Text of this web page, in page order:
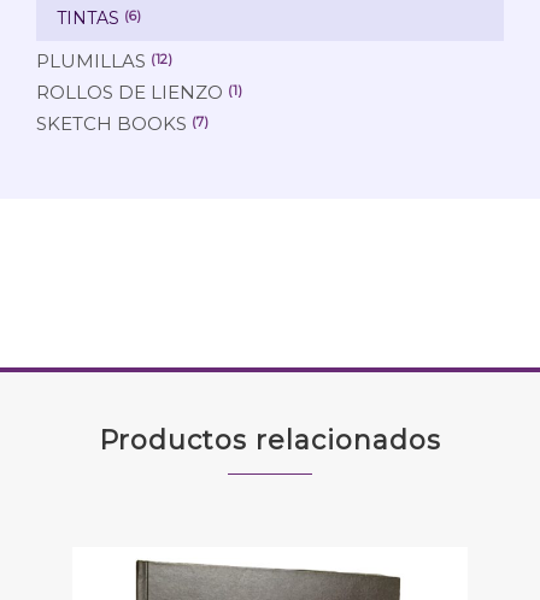
TINTAS (6)
PLUMILLAS (12)
ROLLOS DE LIENZO (1)
SKETCH BOOKS (7)
Productos relacionados